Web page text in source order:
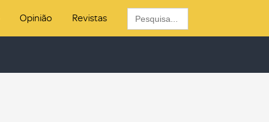
Opinião Revistas
Search
for: